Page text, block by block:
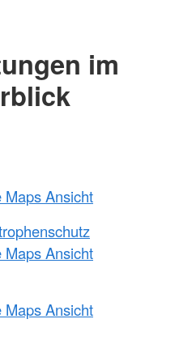
im
Maps Ansicht
Maps Ansicht
Maps Ansicht